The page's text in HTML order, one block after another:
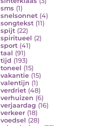
sms (1)
snelsonnet (4)
songtekst (11)
spijt (22)
spiritueel (2)
sport (41)
taal (91)
tijd (193)
toneel (15)
vakantie (15)
valentijn (1)
verdriet (48)
verhuizen (6)
verjaardag (16)
verkeer (18)
voedsel (28)